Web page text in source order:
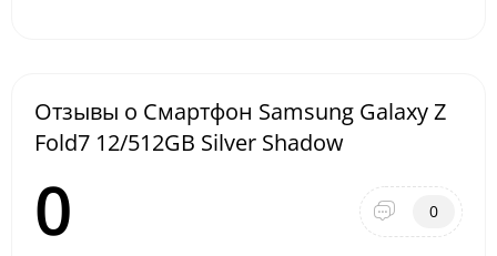
Отзывы о Смартфон Samsung Galaxy Z
Fold7 12/512GB Silver Shadow
0 0